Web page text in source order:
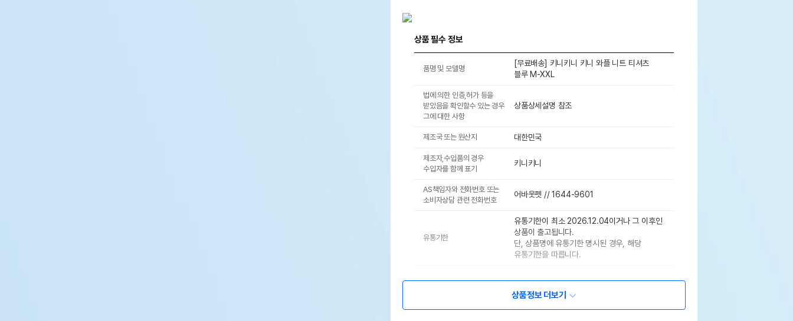
상품 필수 정보
품명 및 모델명
[무료배송] 키니키니 키니 와플 니트 티셔츠
블루 M-XXL
법에 의한 인증,허가 등을
받았음을 확인할수 있는 경우
그에 대한 사항
상품상세설명 참조
제조국 또는 원산지 대한민국
제조자,수입품의 경우
수입자를 함께 표기
키니키니
AS책임자와 전화번호 또는
소비자상담 관련 전화번호
어바웃펫 // 1644-9601
유통기한
유통기한이 최소 2026.12.04이거나 그 이후인
상품이 출고됩니다.
단, 상품명에 유통기한 명시된 경우, 해당
유통기한을 따릅니다.
상품정보 더보기